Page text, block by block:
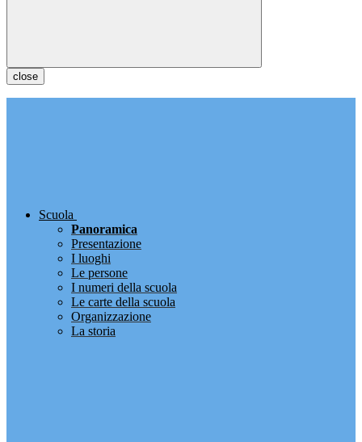
close
Scuola
Panoramica
Presentazione
I luoghi
Le persone
I numeri della scuola
Le carte della scuola
Organizzazione
La storia